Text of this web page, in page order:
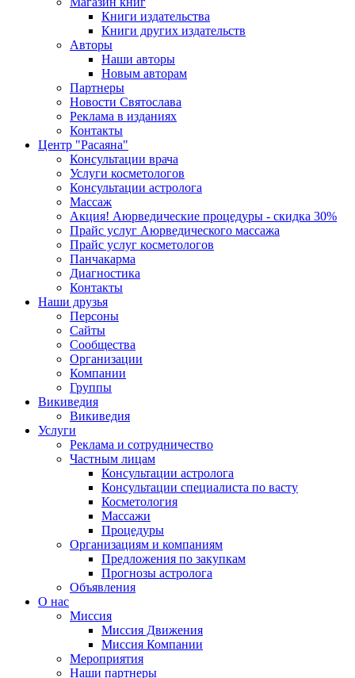
Книги издательства
Книги других издательств
Авторы
Наши авторы
Новым авторам
Партнеры
Новости Святослава
Реклама в изданиях
Контакты
Центр "Расаяна"
Консультации врача
Услуги косметологов
Консультации астролога
Массаж
Акция! Аюрведические процедуры - скидка 30%
Прайс услуг Аюрведического массажа
Прайс услуг косметологов
Панчакарма
Диагностика
Контакты
Наши друзья
Персоны
Сайты
Сообщества
Организации
Компании
Группы
Викиведия
Викиведия
Услуги
Реклама и сотрудничество
Частным лицам
Консультации астролога
Консультации специалиста по васту
Косметология
Массажи
Процедуры
Организациям и компаниям
Предложения по закупкам
Прогнозы астролога
Объявления
О нас
Миссия
Миссия Движения
Миссия Компании
Мероприятия
Наши партнеры